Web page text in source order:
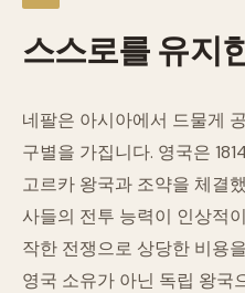
스스로를유지
네팔은 아시아에서 드물게
구별을 가집니다. 영국은
고르카 왕국과 조약을 체결
사들의 전투 능력이 인상적
작한 전쟁으로 상당한 비용
영국 소유가 아닌 독립 왕국